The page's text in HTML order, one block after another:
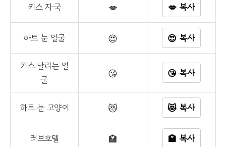
키스 자국 💋 💋 복사
하트 눈 얼굴 😍 😍 복사
키스 날리는 얼
굴
😘 😘 복사
하트 눈 고양이 😻 😻 복사
러브호텔 🏩 🏩 복사